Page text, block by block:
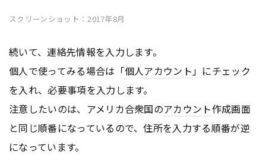
スクリーンショット：2017年8月
続いて、連絡先情報を入力します。
個人で使ってみる場合は「個人アカウント 」にチェック
を入れ、必要事項を入力します。
注意したいのは、アメリカ合衆国のアカウント作成画面
と同じ順番になっているので、住所を入力する順番が逆
になっています。